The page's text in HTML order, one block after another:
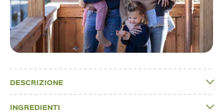
DESCRIZIONE
INGREDIENTI